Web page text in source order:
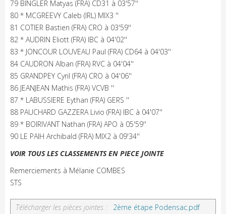
79 BINGLER Matyas (FRA) CD31 à 03'57''
80 * MCGREEVY Caleb (IRL) MIX3 ''
81 COTIER Bastien (FRA) CRO à 03'59''
82 * AUDRIN Eliott (FRA) IBC à 04'02''
83 * JONCOUR LOUVEAU Paul (FRA) CD64 à 04'03''
84 CAUDRON Alban (FRA) RVC à 04'04''
85 GRANDPEY Cyril (FRA) CRO à 04'06''
86 JEANJEAN Mathis (FRA) VCVB ''
87 * LABUSSIERE Eythan (FRA) GERS ''
88 PAUCHARD GAZZERA Livio (FRA) IBC à 04'07''
89 * BOIRIVANT Nathan (FRA) APO à 05'59''
90 LE PAIH Archibald (FRA) MIX2 à 09'34''
VOIR TOUS LES CLASSEMENTS EN PIECE JOINTE
Remerciements à Mélanie COMBES
STS
Télécharger les pièces jointes : 2ème étape Podensac.pdf